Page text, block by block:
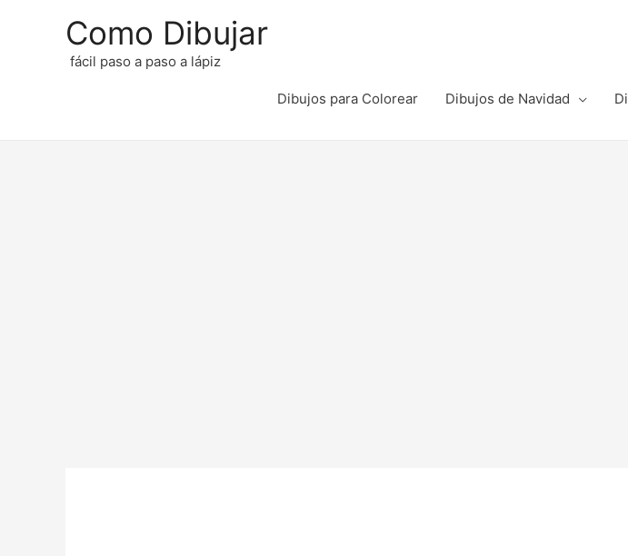
Como Dibujar
fácil paso a paso a lápiz
Dibujos para Colorear Dibujos de Navidad